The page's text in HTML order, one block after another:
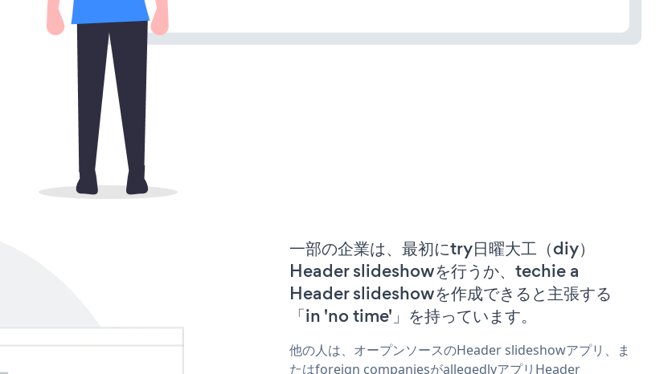
一部の企業は、最初にtry日曜大工（diy）
Header slideshowを行うか、techie a
Header slideshowを作成できると主張する
「in 'no time'」を持っています。
他の人は、オープンソースのHeader slideshowアプリ、ま
たはforeign companiesがallegedlyアプリHeader